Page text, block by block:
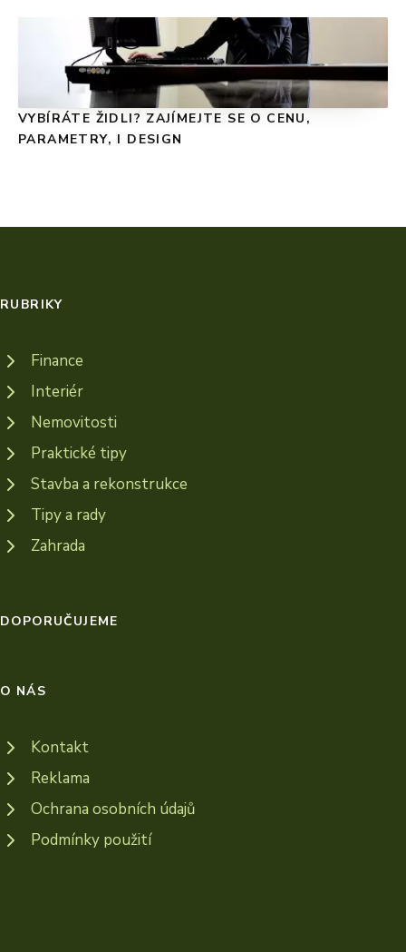
VYBÍRÁTE ŽIDLI? ZAJÍMEJTE SE O CENU,
PARAMETRY, I DESIGN
RUBRIKY
Finance
Interiér
Nemovitosti
Praktické tipy
Stavba a rekonstrukce
Tipy a rady
Zahrada
DOPORUČUJEME
O NÁS
Kontakt
Reklama
Ochrana osobních údajů
Podmínky použití